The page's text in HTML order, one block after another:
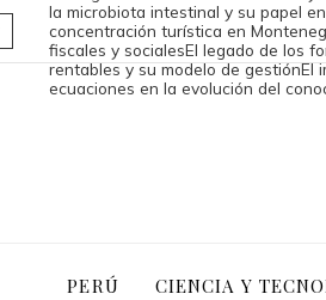
la microbiota intestinal y su papel
concentración turística en
fiscales y socialesEl legado de los
rentables y su modelo de gestiónEl
ecuaciones en la evolución del
PERÚ CIENCIA Y